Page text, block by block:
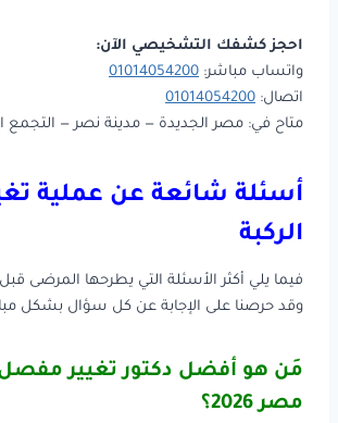
احجز كشفك التشخيصي الآن:
واتساب مباشر: 01014054200
اتصال: 01014054200
متاح في: مصر الجديدة — مدينة نصر —
أسئلة شائعة عن عملية
الركبة
فيما يلي أكثر الأسئلة التي يطرحها المرضى
وقد حرصنا على الإجابة عن كل سؤال بشكل
مَن هو أفضل دكتور تغيير مفصل
مصر 2026؟